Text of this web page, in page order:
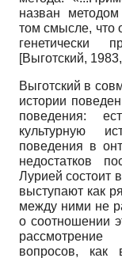
назван методом
том смысле, что
генетически
[Выготский, 1983
Выготский в
истории
поведения:
культурную
поведения в
недостатков
Лурией состоит
выступают как
между ними не
о соотношении
вопросов, как